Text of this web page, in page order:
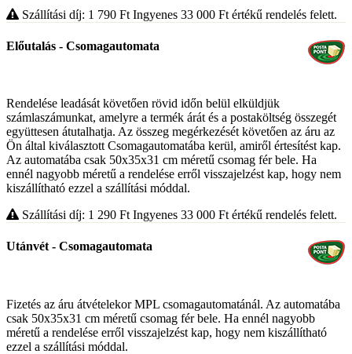
Szállítási díj: 1 790 Ft Ingyenes 33 000 Ft értékű rendelés felett.
Előutalás - Csomagautomata
Rendelése leadását követően rövid időn belül elküldjük
számlaszámunkat, amelyre a termék árát és a postaköltség összegét
együttesen átutalhatja. Az összeg megérkezését követően az áru az
Ön által kiválasztott Csomagautomatába kerül, amiről értesítést kap.
Az automatába csak 50x35x31 cm méretű csomag fér bele. Ha
ennél nagyobb méretű a rendelése erről visszajelzést kap, hogy nem
kiszállítható ezzel a szállítási móddal.
Szállítási díj: 1 290 Ft Ingyenes 33 000 Ft értékű rendelés felett.
Utánvét - Csomagautomata
Fizetés az áru átvételekor MPL csomagautomatánál. Az automatába
csak 50x35x31 cm méretű csomag fér bele. Ha ennél nagyobb
méretű a rendelése erről visszajelzést kap, hogy nem kiszállítható
ezzel a szállítási móddal.